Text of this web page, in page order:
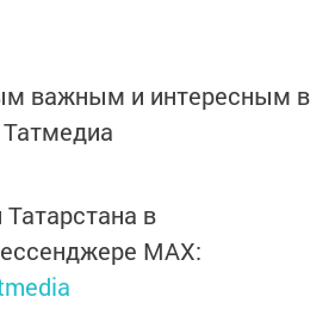
важным и интересным в
Татмедиа
в
MАХ: